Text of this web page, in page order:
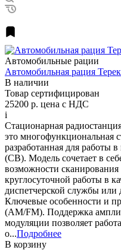
Автомобильные рации
Автомобильная рация
В наличии
Товар сертифицирован
25200 р. цена с НДС
i
Стационарная
это многофункциональная
разработанная для работы
(CB). Модель сочетает в
возможности
круглосуточной работы в
диспетчерской службы или
Ключевые особенности и
(АМ/FM). Поддержка
модуляции позволяет
о...Подробнее
В корзину